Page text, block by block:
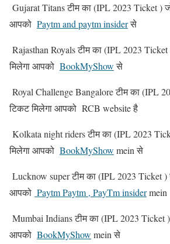
Gujarat Titans टीम का (IPL 2023 Ticket )
आपको Paytm and paytm insiderसे
Rajasthan Royals टीम का (IPL 2023
मिलेगा आपको BookMyShowसे
Royal Challenge Bangalore टीम का (IPL
टिकट मिलेगा आपको RCB website है
Kolkata night riders टीम का (IPL 2023
मिलेगा आपको BookMyShow mein से
Lucknow super टीम का (IPL 2023 Ticket )
आपको Paytm Paytm , PayTm insidermein
Mumbai Indians टीम का (IPL 2023 Ticket
आपको BookMyShow mein से